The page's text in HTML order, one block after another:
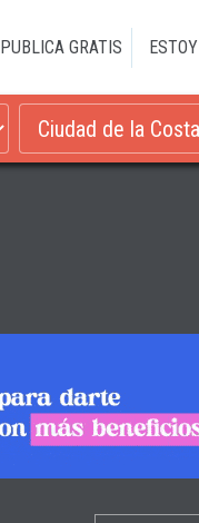
PUBLICA GRATIS